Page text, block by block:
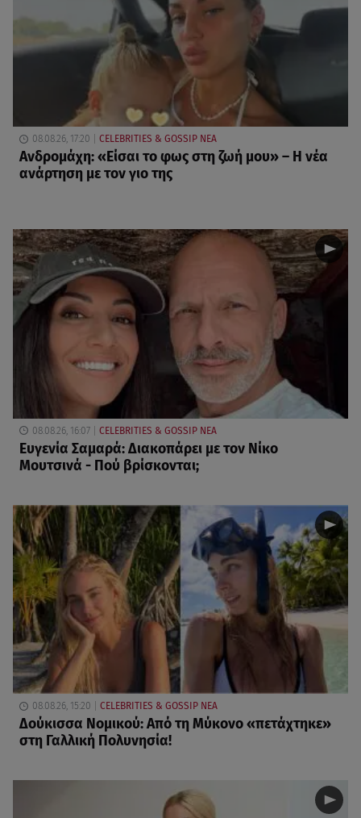
08.08.26, 17:20 CELEBRITIES & GOSSIP ΝΕΑ
Ανδρομάχη: «Είσαι το φως στη ζωή μου» – Η νέα
ανάρτηση με τον γιο της
08.08.26, 16:07 CELEBRITIES & GOSSIP ΝΕΑ
Ευγενία Σαμαρά: Διακοπάρει με τον Νίκο
Μουτσινά - Πού βρίσκονται;
08.08.26, 15:20 CELEBRITIES & GOSSIP ΝΕΑ
Δούκισσα Νομικού: Από τη Μύκονο «πετάχτηκε»
στη Γαλλική Πολυνησία!